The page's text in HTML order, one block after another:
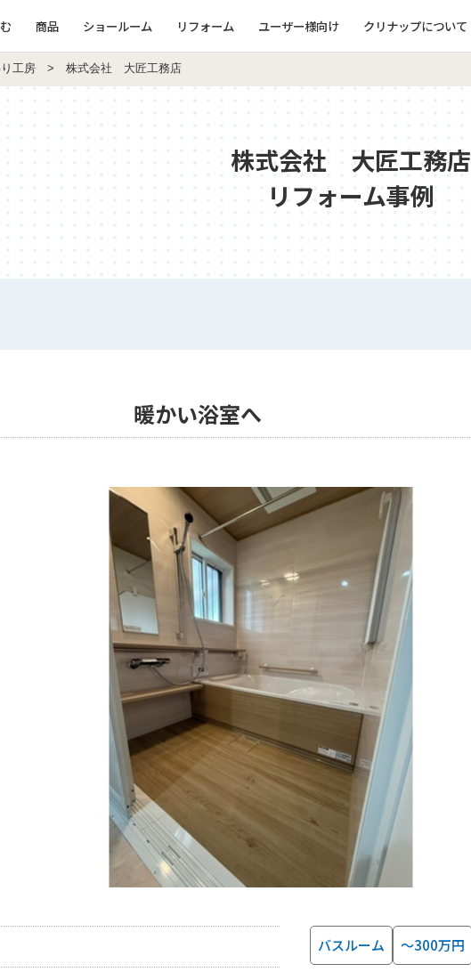
商品 ショールーム リフォーム ユーザー様向け クリナップについて
工房 > 株式会社 大匠工務店
株式会社 大匠工務店
リフォーム事例
暖かい浴室へ
バスルーム ～300万円